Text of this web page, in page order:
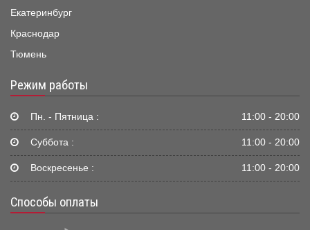
Екатеринбург
Краснодар
Тюмень
Режим работы
Пн. - Пятница : 11:00 - 20:00
Суббота : 11:00 - 20:00
Воскресенье : 11:00 - 20:00
Способы оплаты